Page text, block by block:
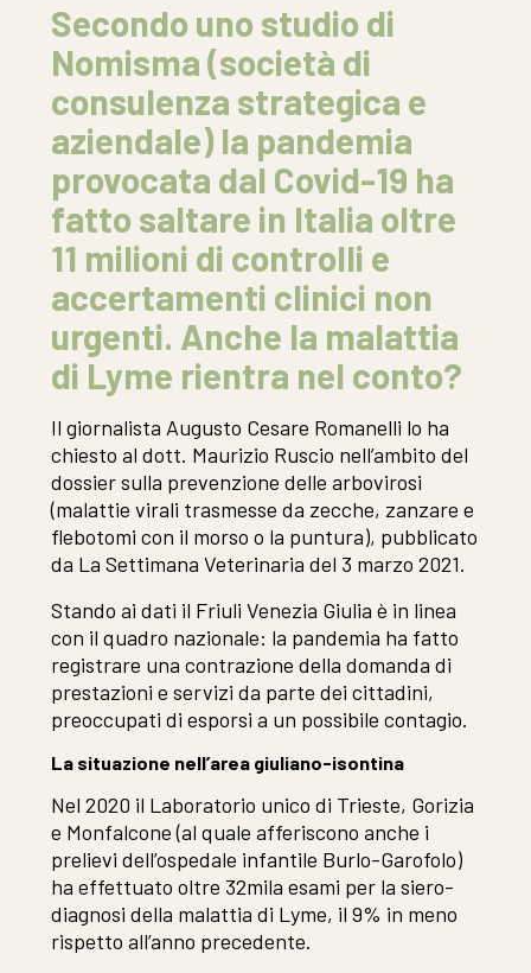
Secondo uno studio di
Nomisma (società di
consulenza strategica e
aziendale) la pandemia
provocata dal Covid-19 ha
fatto saltare in Italia oltre
11 milioni di controlli e
accertamenti clinici non
urgenti. Anche la malattia
di Lyme rientra nel conto?
Il giornalista Augusto Cesare Romanelli lo ha
chiesto al dott. Maurizio Ruscio nell’ambito del
dossier sulla prevenzione delle arbovirosi
(malattie virali trasmesse da zecche, zanzare e
flebotomi con il morso o la puntura), pubblicato
da La Settimana Veterinaria del 3 marzo 2021.
Stando ai dati il Friuli Venezia Giulia è in linea
con il quadro nazionale: la pandemia ha fatto
registrare una contrazione della domanda di
prestazioni e servizi da parte dei cittadini,
preoccupati di esporsi a un possibile contagio.
La situazione nell’area giuliano-isontina
Nel 2020 il Laboratorio unico di Trieste, Gorizia
e Monfalcone (al quale afferiscono anche i
prelievi dell’ospedale infantile Burlo-Garofolo)
ha effettuato oltre 32mila esami per la siero-
diagnosi della malattia di Lyme, il 9% in meno
rispetto all’anno precedente.